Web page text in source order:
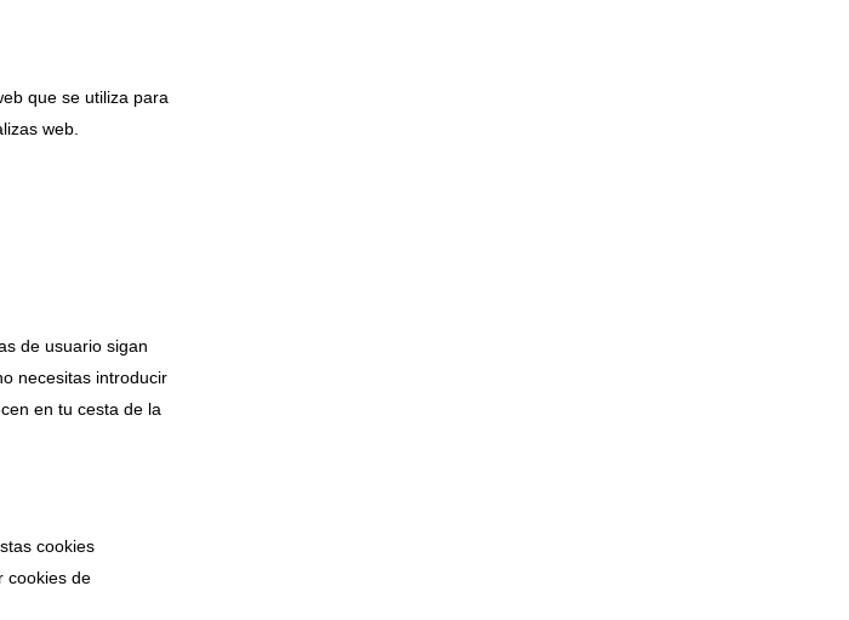
que se utiliza para
web.
de usuario sigan
necesitas introducir
en tu cesta de la
cookies
cookies de